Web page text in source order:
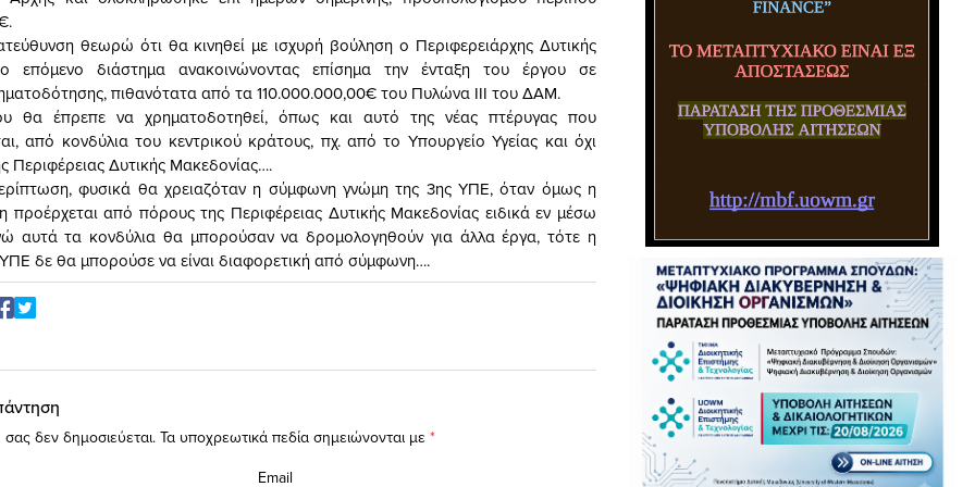
θεωρώ ότι θα κινηθεί με ισχυρή βούληση ο Περιφερειάρχης Δυτικής
επόμενο διάστημα ανακοινώνοντας επίσημα την ένταξη του έργου σε
πιθανότατα από τα 110.000.000,00€ του Πυλώνα ΙΙΙ του ΔΑΜ.
θα έπρεπε να χρηματοδοτηθεί, όπως και αυτό της νέας πτέρυγας που
από κονδύλια του κεντρικού κράτους, πχ. από το Υπουργείο Υγείας και όχι
Περιφέρειας Δυτικής Μακεδονίας….
φυσικά θα χρειαζόταν η σύμφωνη γνώμη της 3ης ΥΠΕ, όταν όμως η
προέρχεται από πόρους της Περιφέρειας Δυτικής Μακεδονίας ειδικά εν μέσω
αυτά τα κονδύλια θα μπορούσαν να δρομολογηθούν για άλλα έργα, τότε η
δε θα μπορούσε να είναι διαφορετική από σύμφωνη….
δεν δημοσιεύεται. Τα υποχρεωτικά πεδία σημειώνονται με *
Email